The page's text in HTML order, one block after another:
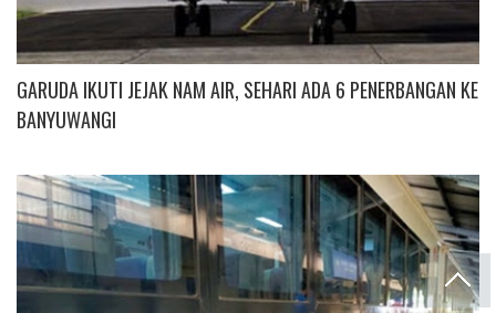
GARUDA IKUTI JEJAK NAM AIR, SEHARI ADA 6 PENERBANGAN KE
BANYUWANGI